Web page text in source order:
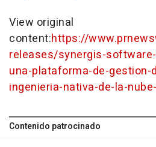
View original
content:https://
releases/synergis-
una-plataforma-de-gestion-
ingenieria-nativa-de-la-
Contenido patrocinado